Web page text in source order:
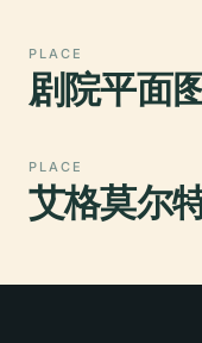
PLACE
剧院平面
PLACE
艾格莫尔